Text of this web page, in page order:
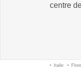
centre
Italie